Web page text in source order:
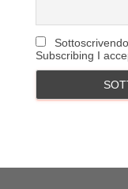
Subscribing I